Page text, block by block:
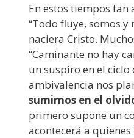
En estos tiempos tan
“Todo fluye, somos
naciera Cristo.
“Caminante no hay
un suspiro en el
ambivalencia nos
sumirnos en el
primero supone un
acontecerá a quienes